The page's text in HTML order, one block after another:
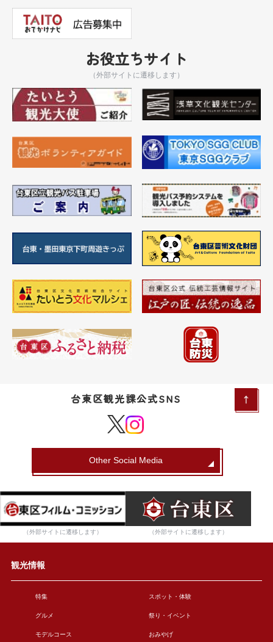
お役立ちサイト
（外部サイトに遷移します）
台東区観光課公式SNS
Other Social Media
（外部サイトに遷移します） （外部サイトに遷移します）
観光情報
特集 スポット・体験
グルメ 祭り・イベント
モデルコース おみやげ